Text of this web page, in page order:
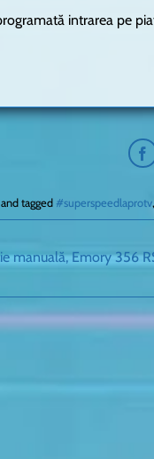
intrarea pe
and tagged #superspeedlaprotv
manuală, Emory 356